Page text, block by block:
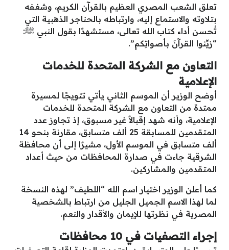
تعلق الشعب المصري العظيم بالقرآن الكريم، وشغفه
بتلاوته والاستماع إليه، وارتباطه بالحناجر الذهبية التي
تُحسن أداء كتاب الله تعالى، مستشهدًا بقول النبي ﷺ:
“زيِّنوا القرآنَ بأصواتِكم”.
التعاون مع الشركة المتحدة للخدمات
الإعلامية
أوضح الوزير أن الموسم الثاني يأتي تتويجًا لمسيرة
ممتدة من التعاون مع الشركة المتحدة للخدمات
الإعلامية، وأنه شهد إقبالاً غير مسبوق، إذ تجاوز عدد
المتقدمين للمسابقة 25 ألف متسابق، مقارنة بنحو 14
ألف متسابق في الموسم الأول، مشيرًا إلى أن محافظة
الشرقية جاءت في صدارة المحافظات من حيث أعداد
المتقدمين والمشاركين.
كما أعلن الوزير اختيار اسم الله “اللطيف” لهذه النسخة
لما لهذا الاسم الجميل الجليل من ارتباط بالشخصية
المصرية في نظرتها للإيمان والأقدار والنعم.
إجراء التصفيات في 10 محافظات